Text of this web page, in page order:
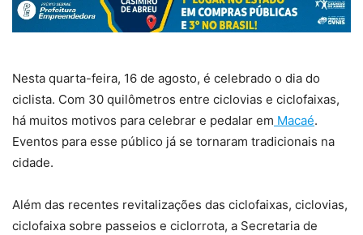
Nesta quarta-feira, 16 de agosto, é celebrado o dia do
ciclista. Com 30 quilômetros entre ciclovias e ciclofaixas,
há muitos motivos para celebrar e pedalar em Macaé.
Eventos para esse público já se tornaram tradicionais na
cidade.
Além das recentes revitalizações das ciclofaixas, ciclovias,
ciclofaixa sobre passeios e ciclorrota, a Secretaria de